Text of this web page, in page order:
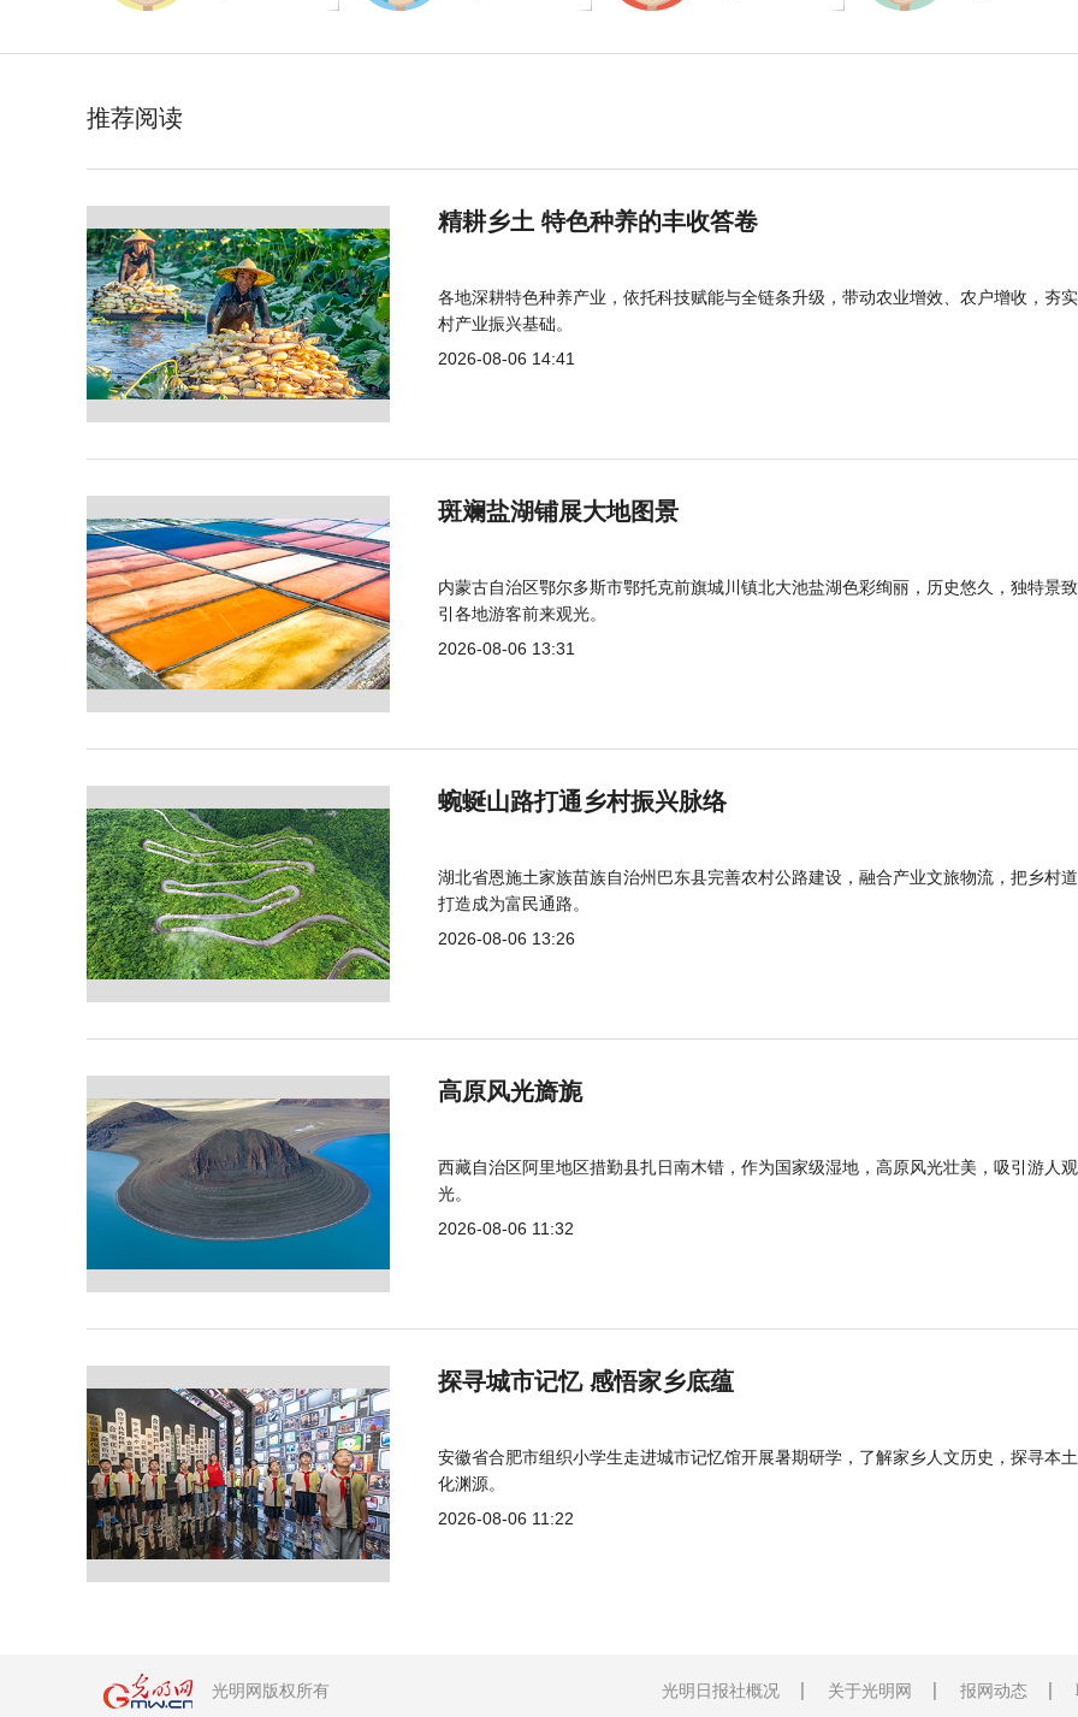
推荐阅读
精耕乡土 特色种养的丰收答卷
各地深耕特色种养产业，依托科技赋能与全链条升级，带动农业增效、农户增收，夯
村产业振兴基础。
2026-08-06 14:41
斑斓盐湖铺展大地图景
内蒙古自治区鄂尔多斯市鄂托克前旗城川镇北大池盐湖色彩绚丽，历史悠久，独特景
引各地游客前来观光。
2026-08-06 13:31
蜿蜒山路打通乡村振兴脉络
湖北省恩施土家族苗族自治州巴东县完善农村公路建设，融合产业文旅物流，把乡村
打造成为富民通路。
2026-08-06 13:26
高原风光旖旎
西藏自治区阿里地区措勤县扎日南木错，作为国家级湿地，高原风光壮美，吸引游人观
光。
2026-08-06 11:32
探寻城市记忆 感悟家乡底蕴
安徽省合肥市组织小学生走进城市记忆馆开展暑期研学，了解家乡人文历史，探寻本
化渊源。
2026-08-06 11:22
光明网版权所有 光明日报社概况 关于光明网 报网动态